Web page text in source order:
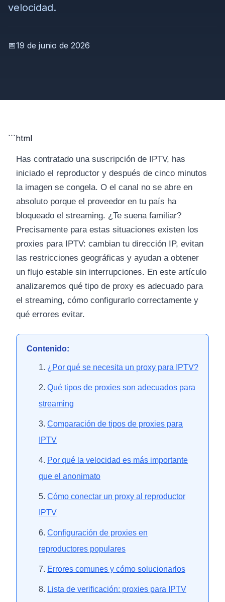
velocidad.
📅19 de junio de 2026
```html
Has contratado una suscripción de IPTV, has
iniciado el reproductor y después de cinco minutos
la imagen se congela. O el canal no se abre en
absoluto porque el proveedor en tu país ha
bloqueado el streaming. ¿Te suena familiar?
Precisamente para estas situaciones existen los
proxies para IPTV: cambian tu dirección IP, evitan
las restricciones geográficas y ayudan a obtener
un flujo estable sin interrupciones. En este artículo
analizaremos qué tipo de proxy es adecuado para
el streaming, cómo configurarlo correctamente y
qué errores evitar.
Contenido:
¿Por qué se necesita un proxy para IPTV?
Qué tipos de proxies son adecuados para
streaming
Comparación de tipos de proxies para
IPTV
Por qué la velocidad es más importante
que el anonimato
Cómo conectar un proxy al reproductor
IPTV
Configuración de proxies en
reproductores populares
Errores comunes y cómo solucionarlos
Lista de verificación: proxies para IPTV